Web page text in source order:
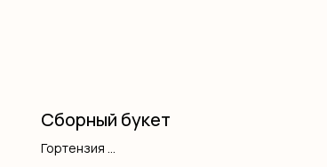
Сборный букет
Гортензия